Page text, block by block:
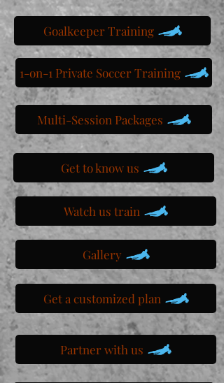
Goalkeeper Training
1-on-1 Private Soccer Training
Multi-Session Packages
Get to know us
Watch us train
Gallery
Get a customized plan
Partner with us